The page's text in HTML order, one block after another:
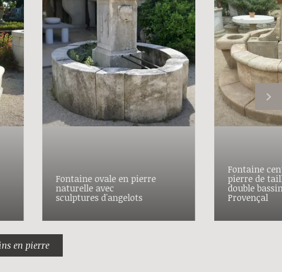
Fontaine ovale en pierre
naturelle avec
sculptures d'angelots
Fontaine
pierre de
double
Provençal
en pierre